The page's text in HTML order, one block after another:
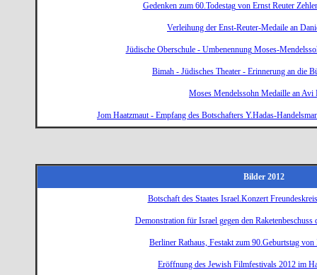
Gedenken zum 60.Todestag von Ernst Reuter
Verleihung der Enst-Reuter-Medaile an
Jüdische Oberschule - Umbenennung Moses-
Bimah - Jüdisches Theater - Erinnerung an die
Moses Mendelssohn Medaille an Avi
Jom Haatzmaut - Empfang des Botschafters Y.Hadas-
Bilder 2012
Botschaft des Staates Israel.Konzert
Demonstration für Israel gegen den Raketenbeschuss
Berliner Rathaus, Festakt zum 90.Geburtstag
Eröffnung des Jewish Filmfestivals 2012 im